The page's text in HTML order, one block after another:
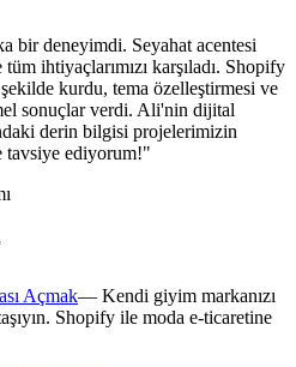
bir deneyimdi. Seyahat acentesi
ihtiyaçlarımızı karşıladı. Shopify
kurdu, tema özelleştirmesi ve
sonuçlar verdi. Ali'nin dijital
derin bilgisi projelerimizin
tavsiye ediyorum!"
Açmak— Kendi giyim markanızı
Shopify ile moda e-ticaretine